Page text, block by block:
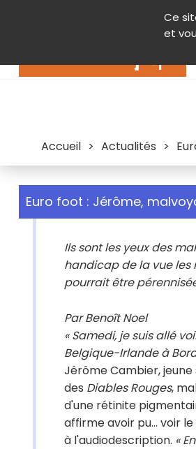
Ce
et
Contenu
Accueil > Actualités >
Euro foot : Jérôme,
Ils sont les yeux des
handicap de la vue les
pourrait être
Par Benoît Noel
« Samedi, je suis allé
Belgique-Irlande à
Jérôme Cambier,
des Diables Rouges,
d'une rétinite
affirme avoir pu... voir
à l'audiodescription. «